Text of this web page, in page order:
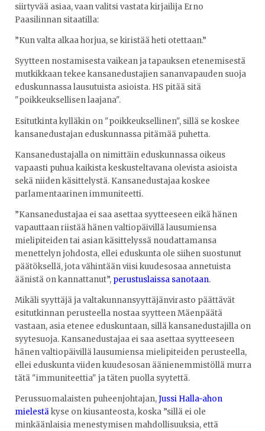
siirtyvää asiaa, vaan valitsi vastata kirjailija Erno
Paasilinnan sitaatilla:
”Kun valta alkaa horjua, se kiristää heti otettaan.”
Syytteen nostamisesta vaikean ja tapauksen etenemisestä
mutkikkaan tekee kansanedustajien sananvapauden suoja
eduskunnassa lausutuista asioista. HS pitää sitä
"poikkeuksellisen laajana".
Esitutkinta kylläkin on "poikkeuksellinen", sillä se koskee
kansanedustajan eduskunnassa pitämää puhetta.
Kansanedustajalla on nimittäin eduskunnassa oikeus
vapaasti puhua kaikista keskusteltavana olevista asioista
sekä niiden käsittelystä. Kansanedustajaa koskee
parlamentaarinen immuniteetti.
”Kansanedustajaa ei saa asettaa syytteeseen eikä hänen
vapauttaan riistää hänen valtiopäivillä lausumiensa
mielipiteiden tai asian käsittelyssä noudattamansa
menettelyn johdosta, ellei eduskunta ole siihen suostunut
päätöksellä, jota vähintään viisi kuudesosaa annetuista
äänistä on kannattanut”, perustuslaissa sanotaan.
Mikäli syyttäjä ja valtakunnansyyttäjänvirasto päättävät
esitutkinnan perusteella nostaa syytteen Mäenpäätä
vastaan, asia etenee eduskuntaan, sillä kansanedustajilla on
syytesuoja. Kansanedustajaa ei saa asettaa syytteeseen
hänen valtiopäivillä lausumiensa mielipiteiden perusteella,
ellei eduskunta viiden kuudesosan äänienemmistöllä murra
tätä "immuniteettia" ja täten puolla syytettä.
Perussuomalaisten puheenjohtajan,Jussi Halla-ahon
mielestäkyse on kiusanteosta, koska ”sillä ei ole
minkäänlaisia menestymisen mahdollisuuksia, että